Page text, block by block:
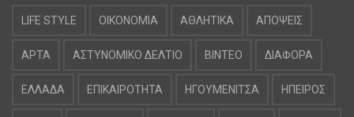
LIFE STYLE OIKONOMIA ΑΘΛΗΤΙΚΑ ΑΠΟΨΕΙΣ
ΑΡΤΑ ΑΣΤΥΝΟΜΙΚΟ ΔΕΛΤΙΟ ΒΙΝΤΕΟ ΔΙΑΦΟΡΑ
ΕΛΛΑΔΑ ΕΠΙΚΑΙΡΟΤΗΤΑ ΗΓΟΥΜΕΝΙΤΣΑ ΗΠΕΙΡΟΣ